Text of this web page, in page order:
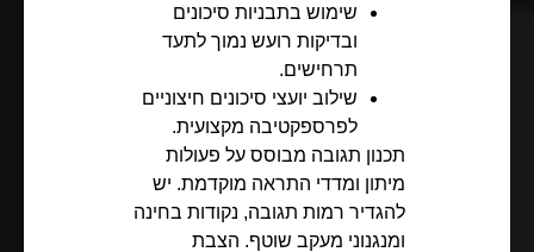
שימוש בתבניות סיכונים
ובדיקות רועש נמוך לתעד
תרחישים.
שילוב יועצי סיכונים חיצוניים
לפרספקטיבה מקצועית.
תכנון תגובה מבוסס על פעולות
מיתון ומדדי התראה מוקדמת. יש
להגדיר רמות תגובה, נקודות בחינה
ומנגנוני מעקב שוטף. הצבת